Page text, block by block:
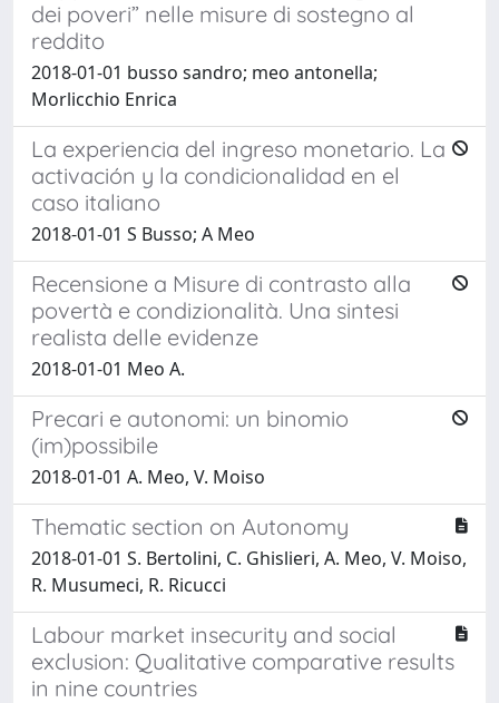
dei poveri” nelle misure di sostegno al
reddito
2018-01-01 busso sandro; meo antonella;
Morlicchio Enrica
La experiencia del ingreso monetario. La
activación y la condicionalidad en el
caso italiano
2018-01-01 S Busso; A Meo
Recensione a Misure di contrasto alla
povertà e condizionalità. Una sintesi
realista delle evidenze
2018-01-01 Meo A.
Precari e autonomi: un binomio
(im)possibile
2018-01-01 A. Meo, V. Moiso
Thematic section on Autonomy
2018-01-01 S. Bertolini, C. Ghislieri, A. Meo, V. Moiso,
R. Musumeci, R. Ricucci
Labour market insecurity and social
exclusion: Qualitative comparative results
in nine countries